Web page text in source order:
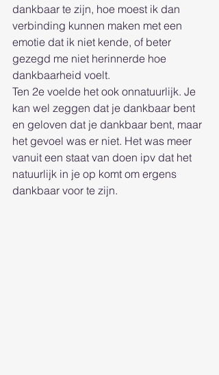
dankbaar te zijn, hoe moest ik dan
verbinding kunnen maken met een
emotie dat ik niet kende, of beter
gezegd me niet herinnerde hoe
dankbaarheid voelt.
Ten 2e voelde het ook onnatuurlijk. Je
kan wel zeggen dat je dankbaar bent
en geloven dat je dankbaar bent, maar
het gevoel was er niet. Het was meer
vanuit een staat van doen ipv dat het
natuurlijk in je op komt om ergens
dankbaar voor te zijn.